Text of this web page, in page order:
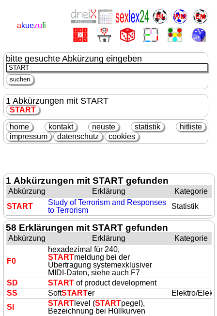
akuezufi
bitte gesuchte Abkürzung eingeben
1 Abkürzungen mit START
START
home kontakt neuste statistik
hitliste
impressum
datenschutz cookies
1 Abkürzungen mit START gefunden
Abkürzung Erklärung
Kategorie
START
Study of Terrorism and Responses
to Terrorism
Statistik
58 Erklärungen mit START gefunden
Abkürzung Erklärung Kategorie
F0
hexadezimal für 240,
STARTmeldung bei der
Übertragung systemexklusiver
MIDI-Daten, siehe auch F7
SD
START of product development
SS
SoftSTARTer
Elektro/
Sl
START level (STARTpegel),
Bezeichnung bei Hüllkurven